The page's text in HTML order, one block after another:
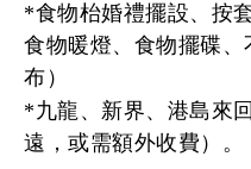
*食物枱婚禮擺設、按
食物暖燈、食物擺碟
布）
*九龍、新界、港島來
遠，或需額外收費）。